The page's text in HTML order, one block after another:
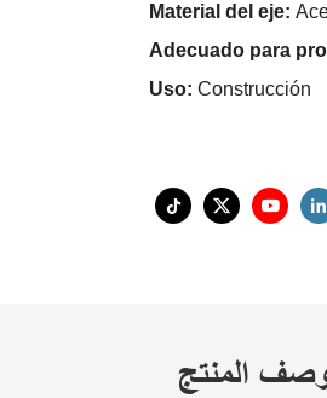
Material del eje:
Adecuado para
Uso: Construcción
المنتج